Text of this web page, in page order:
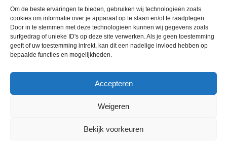
Om de beste ervaringen te bieden, gebruiken wij technologieën zoals
cookies om informatie over je apparaat op te slaan en/of te raadplegen.
Door in te stemmen met deze technologieën kunnen wij gegevens zoals
surfgedrag of unieke ID's op deze site verwerken. Als je geen toestemming
geeft of uw toestemming intrekt, kan dit een nadelige invloed hebben op
bepaalde functies en mogelijkheden.
Accepteren
Weigeren
Bekijk voorkeuren
Terug
naar
boven
RTV SLOS
RTV SLOS ANBI